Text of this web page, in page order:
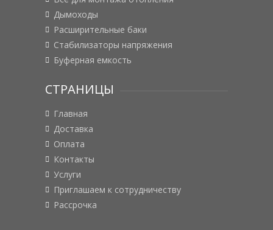
Дымоходы
Расширительные баки
Стабилизаторы напряжения
Буферная емкость
СТРАНИЦЫ
Главная
Доставка
Оплата
Контакты
Услуги
Приглашаем к сотрудничеству
Рассрочка